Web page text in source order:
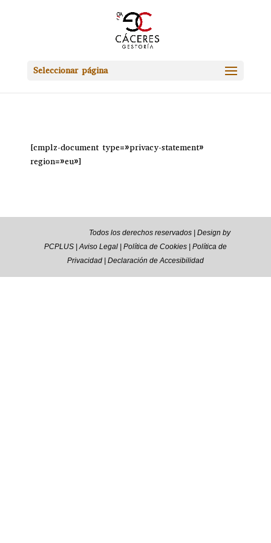
Seleccionar página
[cmplz-document type=»privacy-statement»
region=»eu»]
2024 ® Todos los derechos reservados |Design by
PCPLUS | Aviso Legal| Política de Cookies| Política de
Privacidad| Declaración de Accesibilidad